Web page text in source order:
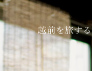
越前を旅する